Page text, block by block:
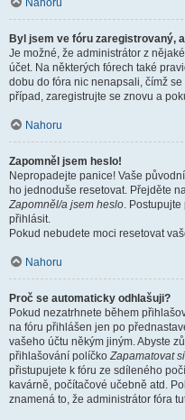
Nahoru
Byl jsem ve fóru zaregistrovaný,
Je možné, že administrátor z
účet. Na některých fórech také
dobu do fóra nic nenapsali, čímž
případ, zaregistrujte se znovu a
Nahoru
Zapomněl jsem heslo!
Nepropadejte panice! Vaše
ho jednoduše resetovat. Přejděte
Zapomněl/a jsem heslo.
přihlásit.
Pokud nebudete moci resetovat
Nahoru
Proč se automaticky odhlašuji?
Pokud nezatrhnete během
na fóru přihlášen jen po
vašeho účtu někým jiným. Abyste
přihlašování políčkoZapamatovat
přistupujete k fóru ze sdíleného
kavárně, počítačové učebně atd.
znamená to, že administrátor fóra